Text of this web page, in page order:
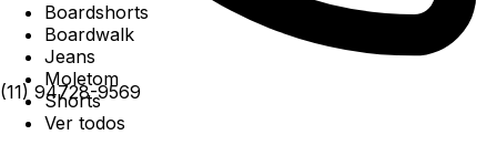
(11) 94728-9569
Boardshorts
Boardwalk
Jeans
Moletom
Shorts
Ver todos